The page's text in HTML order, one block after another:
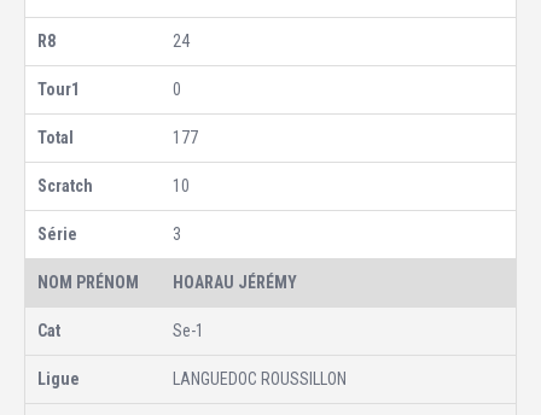
24
0
177
10
3
HOARAU JÉRÉMY
Se-1
LANGUEDOC ROUSSILLON